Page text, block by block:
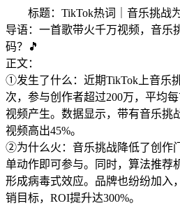
标题：TikTok热词｜音乐挑战
导语：一首歌带火千万视频，音乐
码？🎵
正文：
①发生了什么：近期TikTok上音乐
次，参与创作者超过200万，平均
视频产生。数据显示，带有音乐挑
视频高出45%。
②为什么火：音乐挑战降低了创作
单动作即可参与。同时，算法推荐
形成病毒式效应。品牌也纷纷加入
销目标，ROI提升达300%。